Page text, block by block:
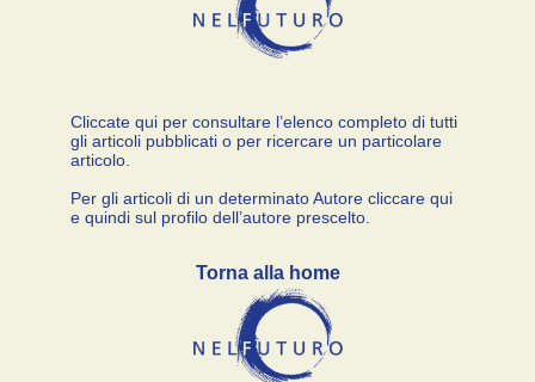
Cliccate qui per consultare l’elenco completo di tutti
gli articoli pubblicati o per ricercare un particolare
articolo.
Per gli articoli di un determinato Autore cliccare qui
e quindi sul profilo dell’autore prescelto.
Torna alla home